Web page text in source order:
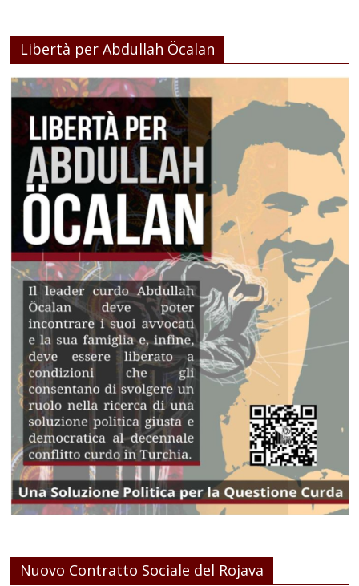
Libertà per Abdullah Öcalan
Nuovo Contratto Sociale del Rojava